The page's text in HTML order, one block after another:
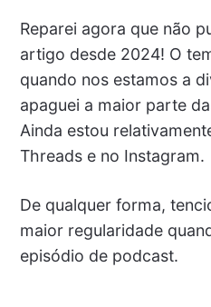
Reparei agora que não
artigo desde 2024! O
quando nos estamos a
apaguei a maior parte
Ainda estou
Threads e no Instagram.
De qualquer forma,
maior regularidade
episódio de podcast.